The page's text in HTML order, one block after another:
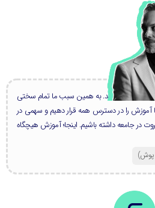
هستند. به همین سبب ما تمام سختی
را در دسترس همه قرار دهیم و سهمی در
داشته باشیم. اینجا؛ آموزش هیچگاه